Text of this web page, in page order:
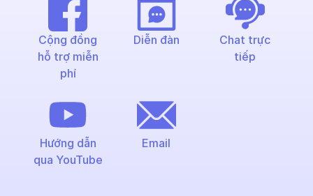
Cộng đồng
hỗ trợ miễn
phí
Diễn đàn
Chat trực
tiếp
Hướng dẫn
qua YouTube
Email